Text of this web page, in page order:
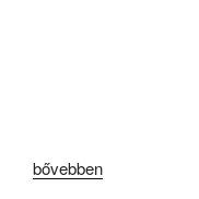
„Hirtelen
bővebben